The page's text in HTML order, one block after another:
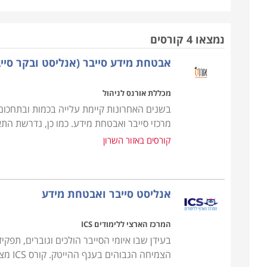
הלימודים כוללים את מבנה הרשת, עקרונות
ופענוח, חוקים, תכנון והקמת מערכות אבטחה ועוד.
בתפקידים מבוקשים, בעלי משמעות גבוהה, וכאלו
מטבע הדברים, לימודי סייבר הינם חוד החנית של
מקצוע הסייבר לחלון הראווה של ההיי-טק הישראלי.
מבוקשת ביותר ומקצוע נחשק אשר יבטיח לכם
נמצאו 4 קורסים
אבטחת מידע סייבר (אנליסט ובקר
מכללת אורנס לניהול
בשנים האחרונות קיימת עלייה בכמות
מרכזי סייבר ואבטחת מידע. כמו כן, נדרשת
קורסים באזור השרון
אנליסט סייבר ואבטחת מידע
המרכז הארצי ללימודים ICS
הצמיחה הגבוהים בענף ההייטק. קורס ICS מציע מסלול הכשרה מתקדם המכין את הסטודנטים